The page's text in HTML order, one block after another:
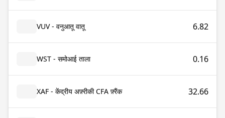
VUV - वनुआतू वातू 6.82
WST - समोआई ताला 0.16
XAF - केंद्रीय अफ़्रीकी CFA फ़्रैंक 32.66